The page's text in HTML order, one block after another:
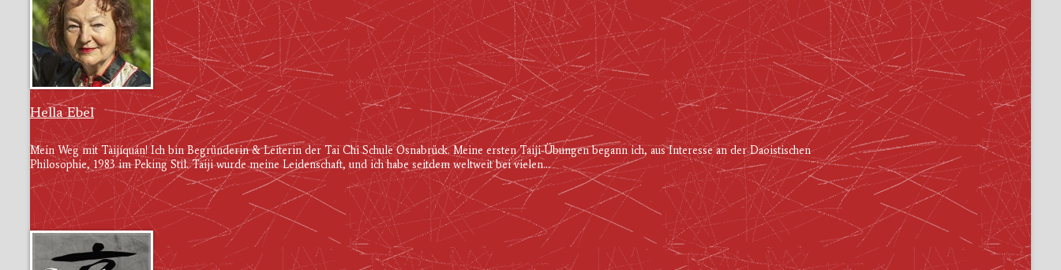
Hella Ebel
Mein Weg mit Tàijíquán! Ich bin Begründerin & Leiterin der Tai Chi Schule Osnabrück. Meine ersten Taiji-Übungen begann ich, aus Interesse an der Daoistischen
Philosophie, 1983 im Peking Stil. Taiji wurde meine Leidenschaft, und ich habe seitdem weltweit bei vielen...